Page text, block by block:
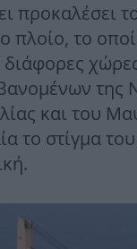
προκαλέσει
πλοίο, το
της
και του
το στίγμα